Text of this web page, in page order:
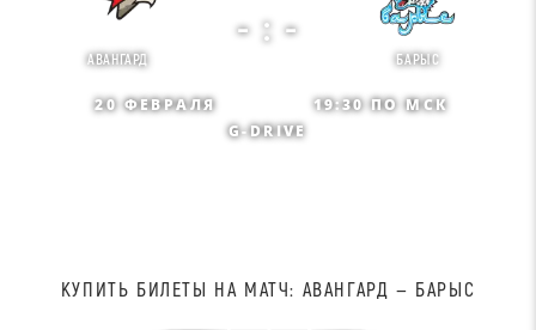
АВАНГАРД
- : -
БАРЫС
20 ФЕВРАЛЯ
19:30 ПО МСК
G-DRIVE
КУПИТЬ БИЛЕТЫ НА МАТЧ: АВАНГАРД — БАРЫС